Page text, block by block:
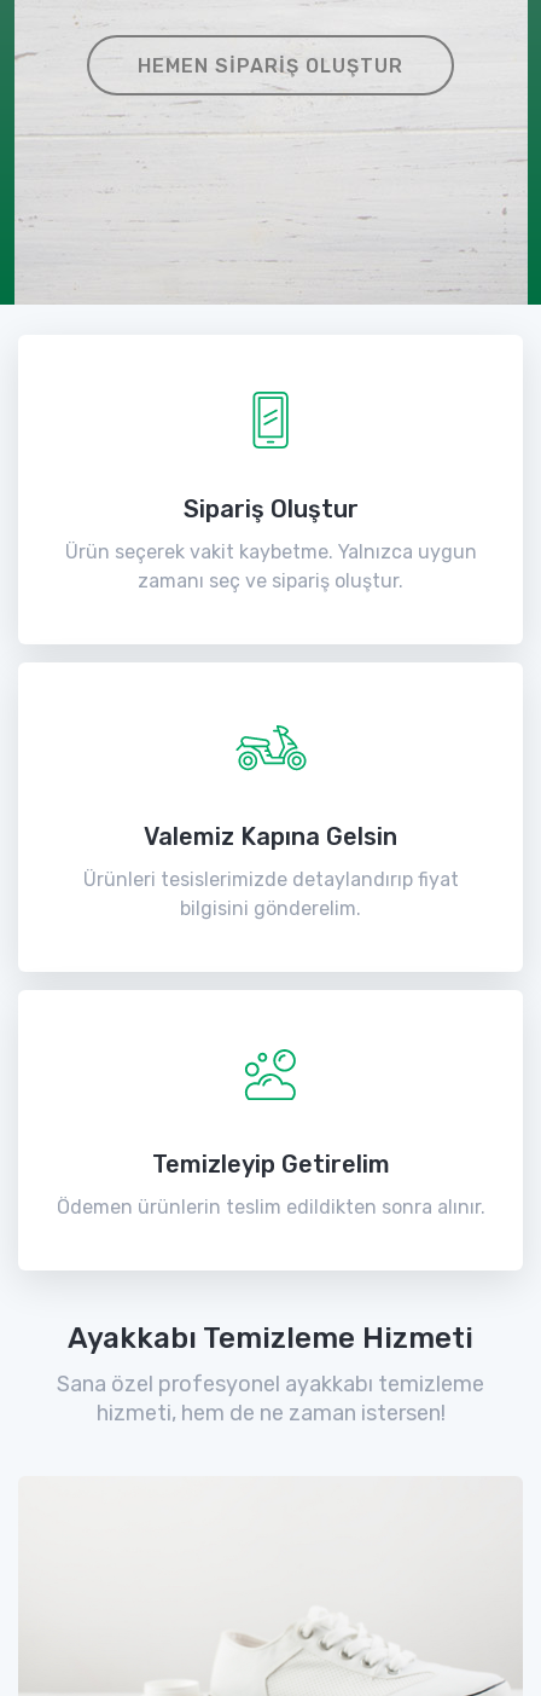
HEMEN SIPARIŞ OLUŞTUR
Sipariş Oluştur
Ürün seçerek vakit kaybetme. Yalnızca uygun
zamanı seç ve sipariş oluştur.
Valemiz Kapına Gelsin
Ürünleri tesislerimizde detaylandırıp fiyat
bilgisini gönderelim.
Temizleyip Getirelim
Ödemen ürünlerin teslim edildikten sonra alınır.
Ayakkabı Temizleme Hizmeti
Sana özel profesyonel ayakkabı temizleme
hizmeti, hem de ne zaman istersen!